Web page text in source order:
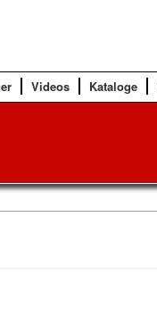
Videos Kataloge